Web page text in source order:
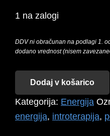
1 na zalogi
DDV ni obračunan na podlagi 1.
dodano vrednost (nisem
UVODNA
INTROTERAPIJA
količina
Dodaj v košarico
Kategorija: Energija
energija, introterapija,